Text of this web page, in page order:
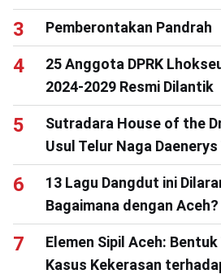
Pemberontakan Pandrah
25 Anggota DPRK
2024-2029 Resmi Dilantik
Sutradara House of the
Usul Telur Naga
13 Lagu Dangdut ini
Bagaimana dengan Aceh?
Elemen Sipil Aceh:
Kasus Kekerasan